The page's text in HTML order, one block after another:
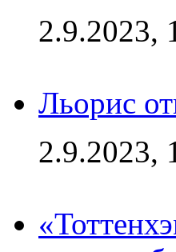
2.9.2023,
Льорис
2.9.2023,